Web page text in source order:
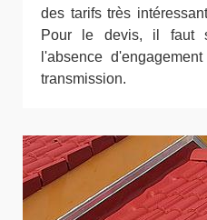
des tarifs très
Pour le devis, il faut
l'absence
transmission.